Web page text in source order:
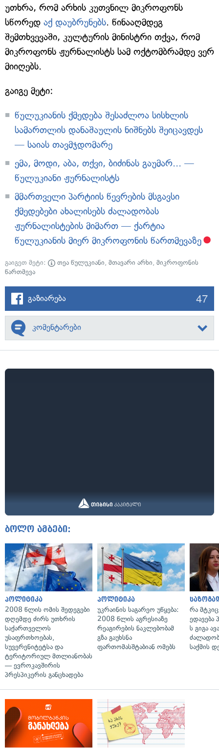
უთხრა, რომ არხის კუთვნილ მიკროფონს
სწორედ აქ დაუბრუნებს. წინააღმდეგ
შემთხვევაში, კულტურის მინისტრი თქვა, რომ
მიკროფონს ჟურნალისტს სამ ოქტომბრამდე ვერ
მიიღებს.
გაიგე მეტი:
წულუკიანის ქმედება შესაძლოა სისხლის
სამართლის დანაშაულის ნიშნებს შეიცავდეს
— საიას თავმჯდომარე
ემა, მოდი, აბა, თქვი, ბიძინას გაუმარ... —
წულუკიანი ჟურნალისტს
მმართველი პარტიის წევრების მსგავსი
ქმედებები ახალისებს ძალადობას
ჟურნალისტების მიმართ — ქარტია
წულუკიანის მიერ მიკროფონის წართმევაზე
გაიგეთ მეტი: თეა წულუკიანი, მთავარი არხი, მიკროფონის
წართმევა
გაზიარება 47
კომენტარები
ბოლო ამბები:
პოლიტიკა
2008 წლის ომის შედეგები
დღემდე ძირს უთხრის
საქართველოს
უსაფრთხოებას,
სუვერენიტეტსა და
ტერიტორიულ მთლიანობას
— ევროკავშირის
პრესპიკერის განცხადება
პოლიტიკა
უკრაინის საგარეო უწყება:
2008 წლის აგრესიაზე
რეაგირების ნაკლებობამ
გზა გაუხსნა
ფართომასშტაბიან ომებს
რა
ედავება
ს გიგა
საქმის